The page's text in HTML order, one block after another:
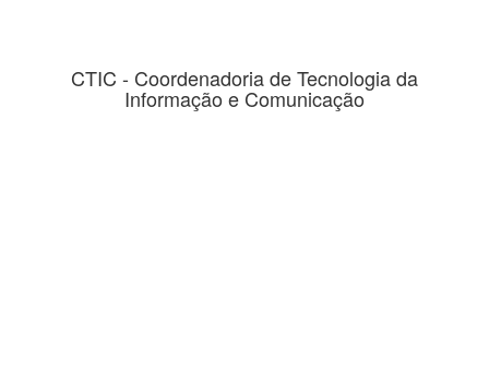
CTIC - Coordenadoria de Tecnologia da
Informação e Comunicação